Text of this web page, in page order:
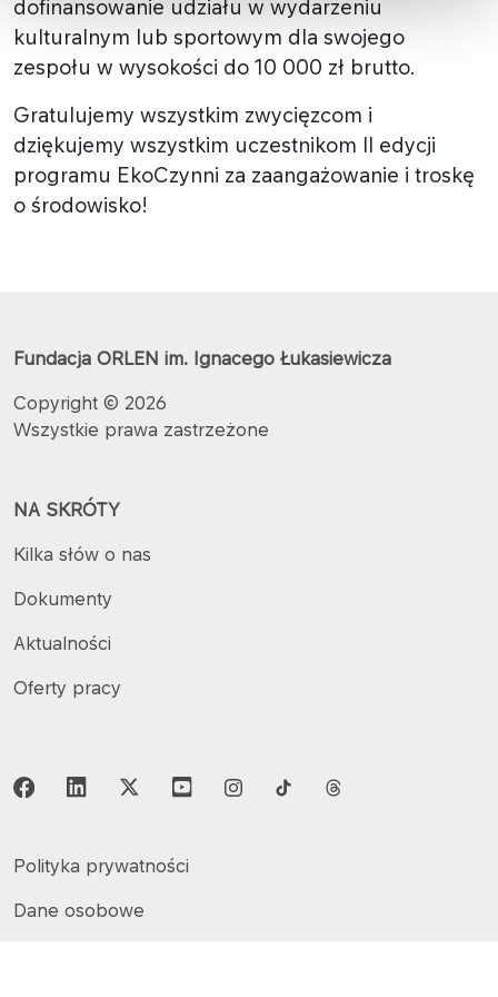
dofinansowanie udziału w wydarzeniu
kulturalnym lub sportowym dla swojego
zespołu w wysokości do 10 000 zł brutto.
Gratulujemy wszystkim zwycięzcom i
dziękujemy wszystkim uczestnikom II edycji
programu EkoCzynni za zaangażowanie i troskę
o środowisko!
Fundacja ORLEN im. Ignacego Łukasiewicza
Copyright © 2026
Wszystkie prawa zastrzeżone
NA SKRÓTY
Kilka słów o nas
Dokumenty
Aktualności
Oferty pracy
Polityka prywatności
Dane osobowe